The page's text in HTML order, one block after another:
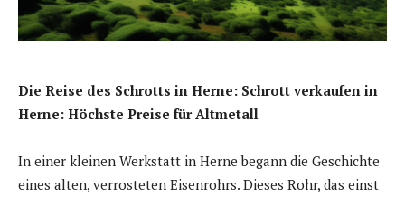
Die Reise des Schrotts in Herne: Schrott verkaufen in
Herne: Höchste Preise für Altmetall
In einer kleinen Werkstatt in Herne begann die Geschichte
eines alten, verrosteten Eisenrohrs. Dieses Rohr, das einst